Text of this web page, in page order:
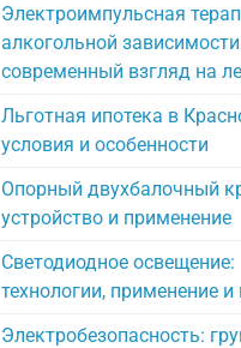
Электроимпульсная
алкогольной
современный взгляд на
Льготная ипотека в
условия и особенности
Опорный двухбалочный
устройство и применение
Светодиодное освещение:
технологии, применение
Электробезопасность: